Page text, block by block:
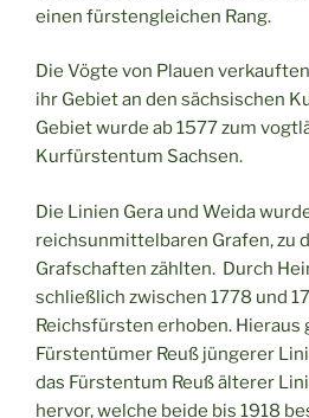
einen fürstengleichen Rang.
Die Vögte von Plauen
ihr Gebiet an den sächsischen
Gebiet wurde ab 1577 zum
Kurfürstentum Sachsen.
Die Linien Gera und Weida
reichsunmittelbaren Grafen, zu
Grafschaften zählten. Durch
schließlich zwischen 1778 und
Reichsfürsten erhoben. Hieraus
Fürstentümer Reuß jüngerer
das Fürstentum Reuß älterer
hervor, welche beide bis 1918